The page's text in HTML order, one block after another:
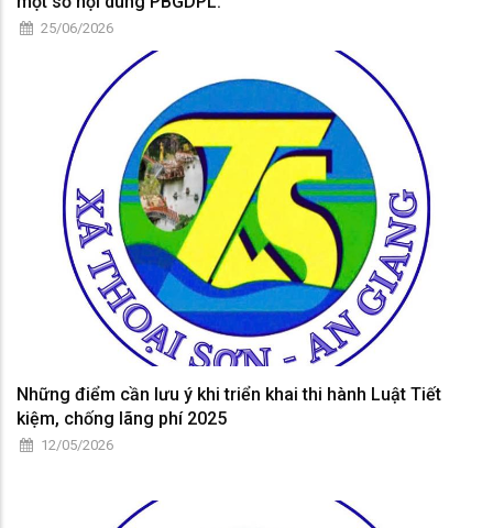
25/06/2026
Những điểm cần lưu ý khi triển khai thi hành Luật Tiết
kiệm, chống lãng phí 2025
12/05/2026